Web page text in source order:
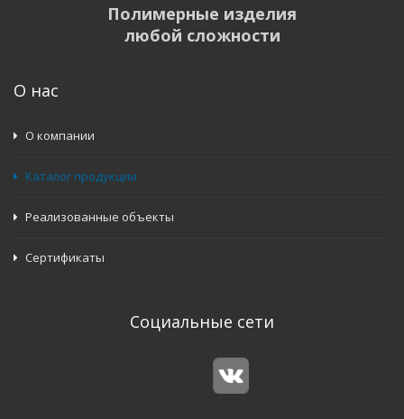
Полимерные изделия
любой сложности
О нас
О компании
Каталог продукции
Реализованные объекты
Сертификаты
Социальные сети